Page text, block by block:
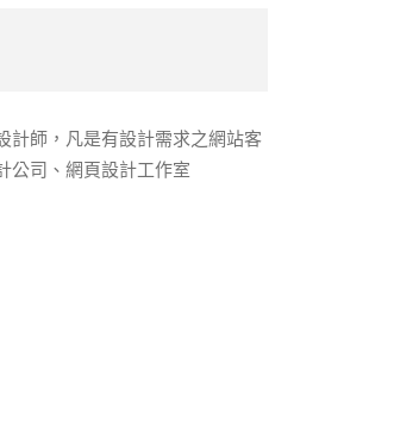
計師，凡是有設計需求之網站客
公司、網頁設計工作室